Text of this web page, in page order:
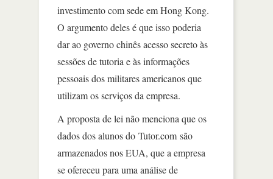
investimento com sede em Hong Kong.
O argumento deles é que isso poderia
dar ao governo chinês acesso secreto às
sessões de tutoria e às informações
pessoais dos militares americanos que
utilizam os serviços da empresa.
A proposta de lei não menciona que os
dados dos alunos do Tutor.com são
armazenados nos EUA, que a empresa
se ofereceu para uma análise de